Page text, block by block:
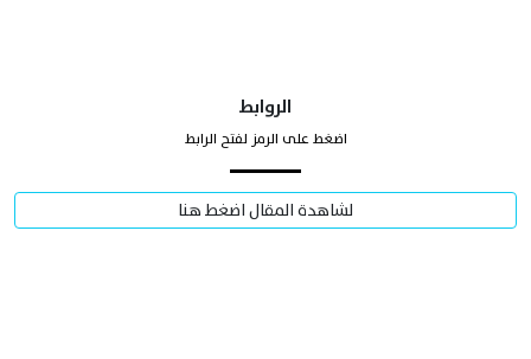
الروابط
اضغط على الرمز لفتح الرابط
لشاهدة المقال اضغط هنا